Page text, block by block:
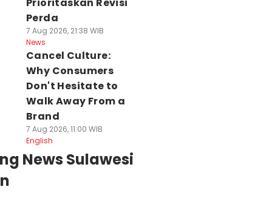
Perda
7 Aug 2026, 21:38 WIB
News
Cancel Culture:
Why Consumers
Don't Hesitate to
Walk Away From a
Brand
7 Aug 2026, 11:00 WIB
English
News Sulawesi